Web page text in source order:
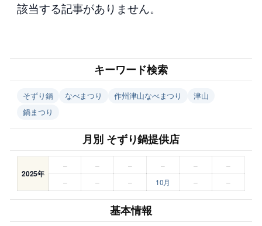
該当する記事がありません。
キーワード検索
そずり鍋 なべまつり 作州津山なべまつり
津山
鍋まつり
月別 そずり鍋提供店
2025年
– – – – –
–
–
– – 10月 – –
基本情報